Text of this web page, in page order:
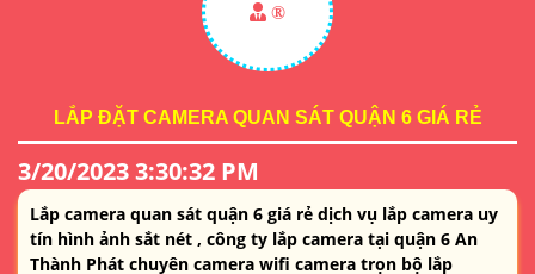
®️
LẮP ĐẶT CAMERA QUAN SÁT QUẬN 6 GIÁ RẺ
3/20/2023 3:30:32 PM
Lắp camera quan sát quận 6 giá rẻ dịch vụ lắp camera uy
tín hình ảnh sắt nét , công ty lắp camera tại quận 6 An
Thành Phát chuyên camera wifi camera trọn bộ lắp